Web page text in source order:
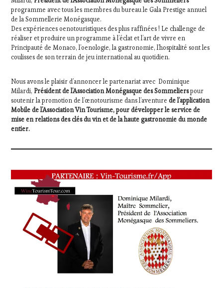
INTERNATIONAUX,
VIGNOBLES ,
WINE
TASTING
VOUCHER,
WINE
TOURISM
WINE
TOURISM
TOUR,
WINETASTINGVOUCHER.COM
programme avec tous les membres du bureau le Gala Prestige annuel
de la Sommellerie Monégasque.
Des expériences oenotouristiques des plus raffinées ! Le challenge de
réaliser et produire un programme à l’éclat et l’art de vivre en
Principauté de Monaco, l’oenologie, la gastronomie, l’hospitalité sont les
coulisses de son terrain de jeu international au quotidien.
Nous avons le plaisir d’annoncer le partenariat avec Dominique
Milardi, Président de l’Association Monégasque des Sommelierspour
soutenir la promotion de l’œnotourisme dans l’aventure de l’application
Mobile de l’Association Vin Tourisme, pour développer le service de
mise en relations des clés du vin et de la haute gastronomie du monde
entier.